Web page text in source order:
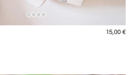
15,00 €